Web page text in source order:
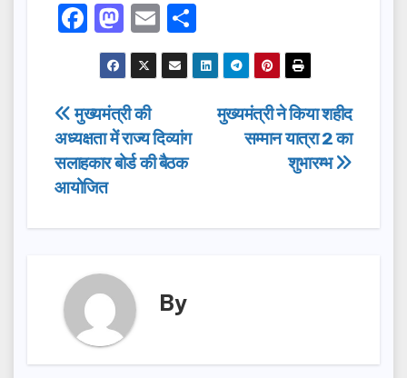
F
a
c
e
b
o
o
k
M
a
st
o
d
o
E
m
ail
h
ar
Post
navigation
मुख्यमंत्री ने किया शहीद
सम्मान यात्रा 2 का
शुभारम्भ
मुख्यमंत्री की
अध्यक्षता में राज्य दिव्यांग
सलाहकार बोर्ड की बैठक
आयोजित
By